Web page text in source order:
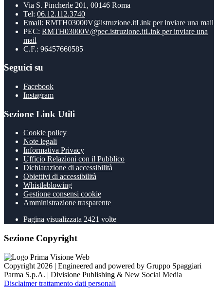
Via S. Pincherle 201, 00146 Roma
Tel: 06.12.112.3740
Email: RMTH03000V@istruzione.itLink per inviare una mail
PEC: RMTH03000V@pec.istruzione.itLink per inviare una
mail
C.F.: 96457660585
Seguici su
Facebook
Instagram
Sezione Link Utili
Cookie policy
Note legali
Informativa Privacy
Ufficio Relazioni con il Pubblico
Dichiarazione di accessibilità
Obiettivi di accessibilità
Whistleblowing
Gestione consensi cookie
Amministrazione trasparente
Pagina visualizzata 2421 volte
Sezione Copyright
Copyright 2026 | Engineered and powered by Gruppo Spaggiari
Parma S.p.A. | Divisione Publishing & New Social Media
Disclaimer trattamento dati personali